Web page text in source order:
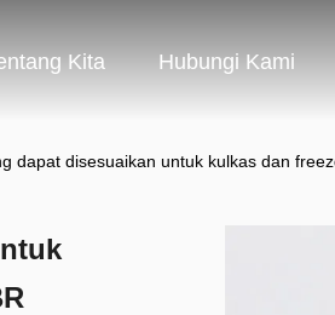
Kita Hubungi Kami
dapat disesuaikan untuk kulkas dan